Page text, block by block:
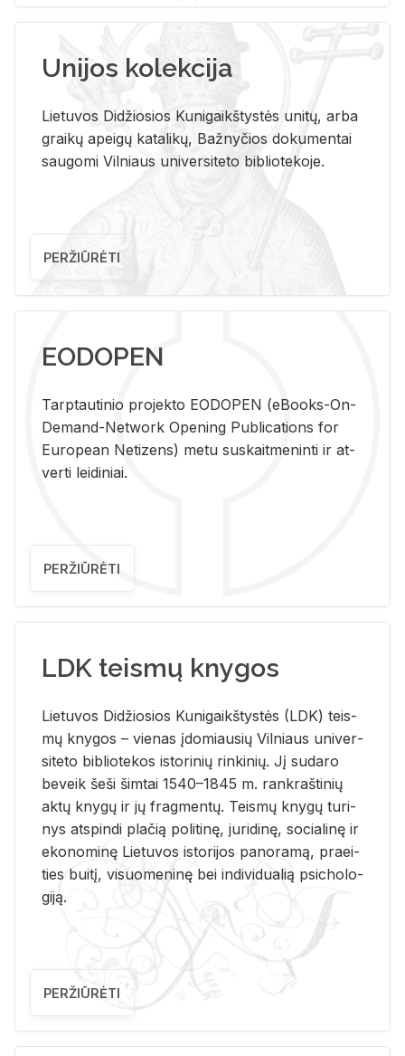
Unijos kolekcija
Lietuvos Didžiosios Kunigaikštystės unitų, arba
graikų apeigų katalikų, Bažnyčios dokumentai
saugomi Vilniaus universiteto bibliotekoje.
PERŽIŪRĖTI
EODOPEN
Tarp­tau­ti­nio pro­jek­to EO­DO­PEN (eBo­oks-On-
De­mand-Ne­twork Ope­ning Pub­li­ca­tions for
Eu­ro­pe­an Ne­ti­zens) metu su­skait­me­nin­ti ir at­
ver­ti lei­di­niai.
PERŽIŪRĖTI
LDK teismų knygos
Lie­tu­vos Di­džio­sios Ku­ni­gaikš­tys­tės (LDK) teis­
mų kny­gos – vie­nas įdo­miau­sių Vil­niaus uni­ver­
si­te­to bi­b­lio­te­kos is­to­ri­nių rin­ki­nių. Jį su­da­ro
be­veik šeši šim­tai 1540–1845 m. rank­raš­ti­nių
aktų kny­gų ir jų frag­men­tų. Teis­mų kny­gų tu­ri­
nys at­spin­di pla­čią po­li­ti­nę, ju­ri­di­nę, so­cia­li­nę ir
eko­no­mi­nę Lie­tu­vos is­to­ri­jos pa­no­ra­mą, pra­ei­
ties bui­tį, vi­suo­me­ni­nę bei in­di­vi­dua­lią psi­cho­lo­
gi­ją.
PERŽIŪRĖTI